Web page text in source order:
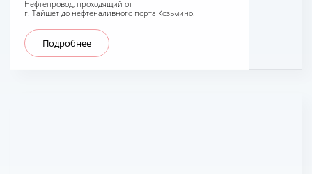
Нефтепровод, проходящий от
г. Тайшет до нефтеналивного порта Козьмино.
Подробнее